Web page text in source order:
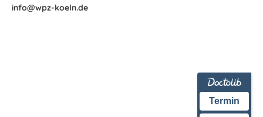
info@wpz-koeln.de
Termin